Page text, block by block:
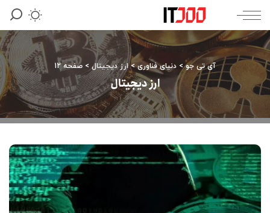
آی تی جو> دنیای فناوری>ارز دیجیتال > صفحه 12
ارز دیجیتال